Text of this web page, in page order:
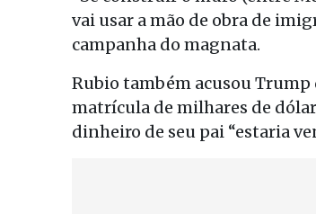
vai usar a mão de obra de
campanha do magnata.
Rubio também acusou Trump
matrícula de milhares de
dinheiro de seu pai “estaria